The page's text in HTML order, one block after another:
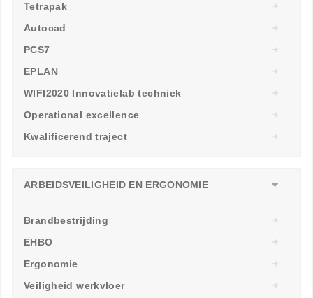
Tetrapak
Autocad
PCS7
EPLAN
WIFI2020 Innovatielab techniek
Operational excellence
Kwalificerend traject
ARBEIDSVEILIGHEID EN ERGONOMIE
Brandbestrijding
EHBO
Ergonomie
Veiligheid werkvloer